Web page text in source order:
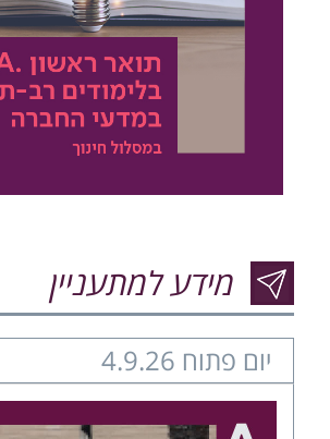
מידע למתעניין
יום פתוח 4.9.26